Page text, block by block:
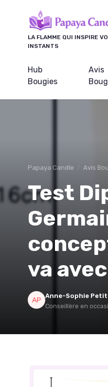
LA FLAMME QUI INSPIRE
INSTANTS
Hub
Bougies
Avis
Papaya Candle Avis
Test
va avec
Anne-Sophie Petit
Conseillère en